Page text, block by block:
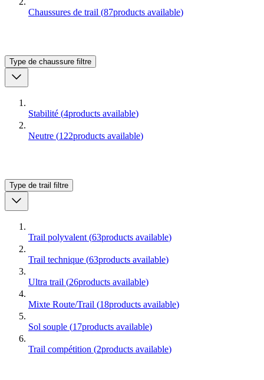
Chaussures de trail (87products available)
Type de chaussure filtre
Stabilité (4products available)
Neutre (122products available)
Type de trail filtre
Trail polyvalent (63products available)
Trail technique (63products available)
Ultra trail (26products available)
Mixte Route/Trail (18products available)
Sol souple (17products available)
Trail compétition (2products available)